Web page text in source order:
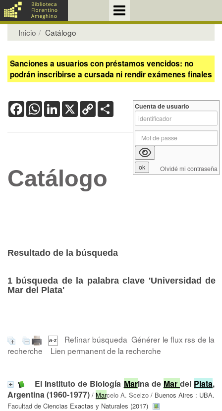
Inicio Catálogo
Sanciones a usuarios con préstamos vencidos: no
podrán inscribirse a cursada ni rendir exámenes finales
FacebookWhatsApp
LinkedIn
X Copy
Link
Catálogo
Resultado de la búsqueda
1 búsqueda de la palabra clave 'Universidad de
Mar del Plata'
Refinar búsqueda Générer le flux rss de la
recherche
Lien permanent de la recherche
El Instituto de Biología Marina de Mar del Plata,
Argentina (1960-1977) / Marcelo A. Scelzo / Buenos Aires : UBA.
Facultad de Ciencias Exactas y Naturales (2017)
Cuenta de usuario
Olvidé mi contraseña